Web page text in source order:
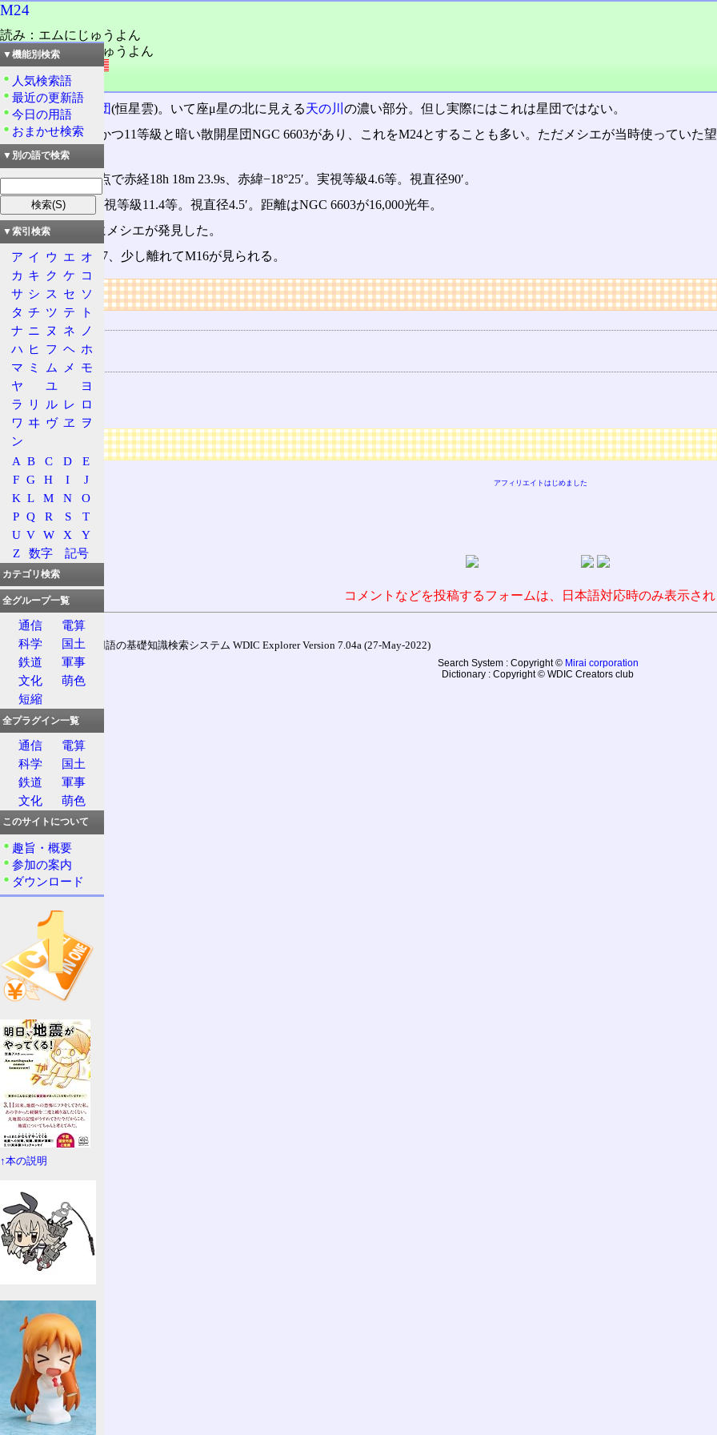
M24
読み：エムにじゅうよん
読み：メシエにじゅうよん
外語：M24
品詞：固有名詞
いて座 の散開星団(恒星雲)。いて座μ星の北に見える天の川の濃い部分。但し実際にはこれは星団ではない。
同じ位置に小型かつ11等級と暗い散開星団NGC 6603があり、これをM24とすることも多い。ただメシエが当時使っていた
言われている。
位置は2000年分点で赤経18h 18m 23.9s、赤緯−18°25′。実視等級4.6等。視直径90′。
NGC 6603は、実視等級11.4等。視直径4.5′。距離はNGC 6603が16,000光年。
1764(明和元)年にメシエが発見した。
近傍にM18、M17、少し離れてM16が見られる。
リンク
用語の所属
関連する用語
散開星団
いて座
広告
アフィリエイトはじめました
コメントなどを投稿するフォームは、日本語対応時のみ表示さ
通信用語の基礎知識検索システム WDIC Explorer Version 7.04a (27-May-2022)
Search System : Copyright © Mirai corporation
Dictionary : Copyright © WDIC Creators club
▼機能別検索
人気検索語
最近の更新語
今日の用語
おまかせ検索
▼別の語で検索
▼索引検索
ア イ ウ エ オ
カ キ ク ケ コ
サ シ ス セ ソ
タ チ ツ テ
ト
ナ ニ ヌ ネ
ノ
ハ ヒ フ ヘ ホ
マ ミ ム メ
モ
ヤ
ユ
ヨ
ラ
リ ル レ ロ
ワ ヰ ヴ ヱ
ヲ
ン
A B C D
E
F G H I
J
K L M N
O
P Q R S
T
U V W X
Y
Z
数字 記号
カテゴリ検索
全グループ一覧
通信
電算
科学
国土
鉄道
軍事
文化
萌色
短縮
全プラグイン一覧
通信
電算
科学
国土
鉄道
軍事
文化
萌色
このサイトについて
趣旨・概要
参加の案内
ダウンロード
↑本の説明